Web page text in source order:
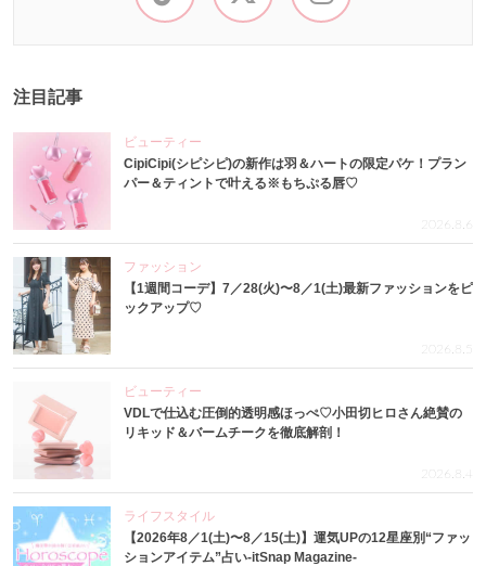
注目記事
ビューティー
CipiCipi(シピシピ)の新作は羽＆ハートの限定パケ！プラン
パー＆ティントで叶える※もちぷる唇♡
2026.8.6
ファッション
【1週間コーデ】7／28(火)〜8／1(土)最新ファッションをピ
ックアップ♡
2026.8.5
ビューティー
VDLで仕込む圧倒的透明感ほっぺ♡小田切ヒロさん絶賛の
リキッド＆バームチークを徹底解剖！
2026.8.4
ライフスタイル
【2026年8／1(土)〜8／15(土)】運気UPの12星座別“ファッ
ションアイテム”占い-itSnap Magazine-